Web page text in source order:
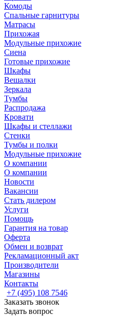
Комоды
Спальные гарнитуры
Матрасы
Прихожая
Модульные прихожие
Сиена
Готовые прихожие
Шкафы
Вешалки
Зеркала
Тумбы
Распродажа
Кровати
Шкафы и стеллажи
Стенки
Тумбы и полки
Модульные прихожие
О компании
О компании
Новости
Вакансии
Стать дилером
Услуги
Помощь
Гарантия на товар
Оферта
Обмен и возврат
Рекламационный акт
Производители
Магазины
Контакты
+7 (495) 108 7546
Заказать звонок
Задать вопрос